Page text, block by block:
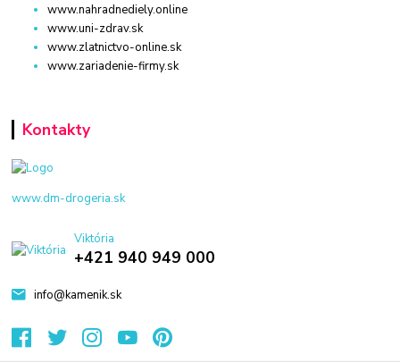
www.nahradnediely.online
www.uni-zdrav.sk
www.zlatnictvo-online.sk
www.zariadenie-firmy.sk
Kontakty
www.dm-drogeria.sk
Viktória
+421 940 949 000
info@kamenik.sk